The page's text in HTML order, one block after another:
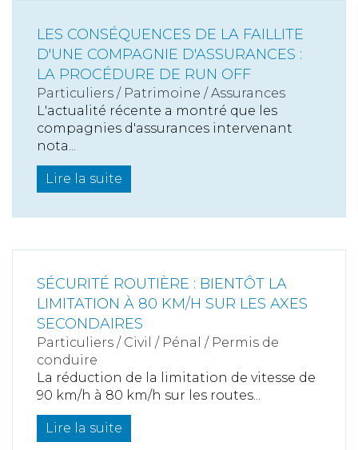
LES CONSÉQUENCES DE LA FAILLITE
D'UNE COMPAGNIE D'ASSURANCES :
LA PROCÉDURE DE RUN OFF
Particuliers / Patrimoine /Assurances
L'actualité récente a montré que les
compagnies d'assurances intervenant
nota...
Lire la suite
SÉCURITÉ ROUTIÈRE : BIENTÔT LA
LIMITATION À 80 KM/H SUR LES AXES
SECONDAIRES
Particuliers / Civil / Pénal / Permis de
conduire
La réduction de la limitation de vitesse de
90 km/h à 80 km/h sur les routes...
Lire la suite